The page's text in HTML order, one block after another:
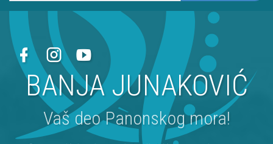
BANJA JUNAKOVIĆ
Vaš deo Panonskog mora!